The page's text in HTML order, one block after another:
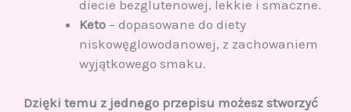
diecie bezglutenowej, lekkie i smaczne.
Keto – dopasowane do diety
niskowęglowodanowej, z zachowaniem
wyjątkowego smaku.
Dzięki temu z jednego przepisu możesz stworzyć